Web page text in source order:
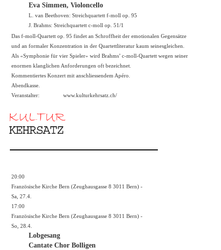
Eva Simmen, Violoncello
L. van Beethoven: Streichquartett f-moll op. 95
J. Brahms: Streichquartett c-moll op. 51/1
Das f-moll-Quartett op. 95 findet an Schroffheit der emotionalen Gegensätze
und an formaler Konzentration in der Quartettliteratur kaum seinesgleichen.
Als «Symphonie für vier Spieler» wird Brahms’ c-moll-Quartett wegen seiner
enormen klanglichen Anforderungen oft bezeichnet.
Kommentiertes Konzert mit anschliessendem Apéro.
Abendkasse.
Veranstalter:
www.kulturkehrsatz.ch/
20:00
Französische Kirche Bern (Zeughausgasse 8 3011 Bern) -
Sa, 27.4.
17:00
Französische Kirche Bern (Zeughausgasse 8 3011 Bern) -
So, 28.4.
Lobgesang
Cantate Chor Bolligen